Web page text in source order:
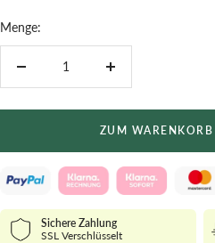
Menge:
Menge
ZUM
Sichere Zahlung
SSL Verschlüsselt